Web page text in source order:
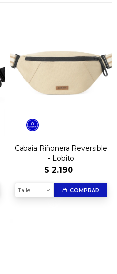
Cabaia Riñonera Reversible
- Lobito
$ 2.190
Talle COMPRAR